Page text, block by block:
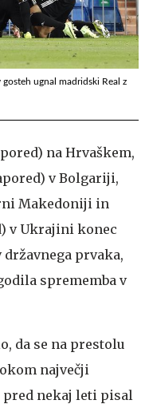
ugnal madridski Real z
na Hrvaškem,
v Bolgariji,
Makedoniji in
v Ukrajini konec
prvaka,
sprememba v
da se na prestolu
največji
pred nekaj leti pisal